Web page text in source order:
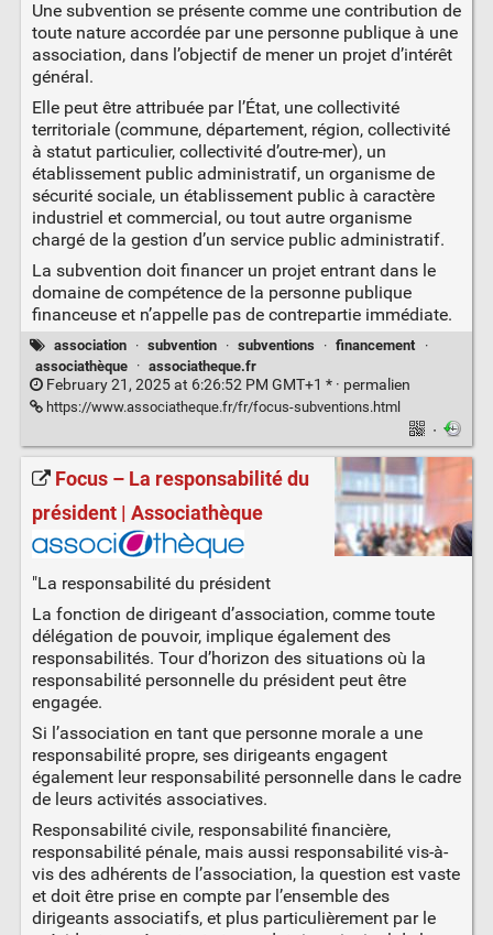
Une subvention se présente comme une contribution de
toute nature accordée par une personne publique à une
association, dans l’objectif de mener un projet d’intérêt
général.
Elle peut être attribuée par l’État, une collectivité
territoriale (commune, département, région, collectivité
à statut particulier, collectivité d’outre-mer), un
établissement public administratif, un organisme de
sécurité sociale, un établissement public à caractère
industriel et commercial, ou tout autre organisme
chargé de la gestion d’un service public administratif.
La subvention doit financer un projet entrant dans le
domaine de compétence de la personne publique
financeuse et n’appelle pas de contrepartie immédiate.
association · subvention · subventions · financement
·
associathèque
· associatheque.fr
February 21, 2025 at 6:26:52 PM GMT+1 * · permalien
https://www.associatheque.fr/fr/focus-subventions.html
·
Focus – La responsabilité du
président | Associathèque
"La responsabilité du président
La fonction de dirigeant d’association, comme toute
délégation de pouvoir, implique également des
responsabilités. Tour d’horizon des situations où la
responsabilité personnelle du président peut être
engagée.
Si l’association en tant que personne morale a une
responsabilité propre, ses dirigeants engagent
également leur responsabilité personnelle dans le cadre
de leurs activités associatives.
Responsabilité civile, responsabilité financière,
responsabilité pénale, mais aussi responsabilité vis-à-
vis des adhérents de l’association, la question est vaste
et doit être prise en compte par l’ensemble des
dirigeants associatifs, et plus particulièrement par le